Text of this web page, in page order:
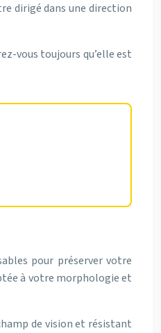
dirigé dans une direction
vous toujours qu’elle est
pour préserver votre
à votre morphologie et
de vision et résistant